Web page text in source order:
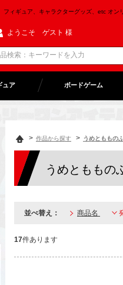
フィギュア、キャラクターグッズ、etc オ
ようこそ ゲスト 様
ュア ボードゲーム
> 作品から探す > うめとももの
うめとももの
並べ替え： 商品名
17件あります